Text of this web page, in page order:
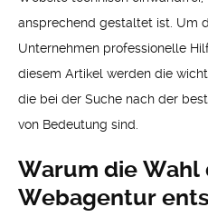
ansprechend gestaltet ist. Um
Unternehmen professionelle
diesem Artikel werden die
die bei der Suche nach der
von Bedeutung sind.
Warum die
Webagentur